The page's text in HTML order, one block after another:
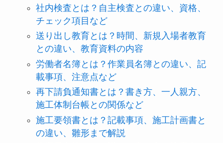
社内検査とは？自主検査との違い、資格、
チェック項目など
送り出し教育とは？時間、新規入場者教育
との違い、教育資料の内容
労働者名簿とは？作業員名簿との違い、記
載事項、注意点など
再下請負通知書とは？書き方、一人親方、
施工体制台帳との関係など
施工要領書とは？記載事項、施工計画書と
の違い、雛形まで解説